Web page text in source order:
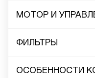
МОТОР И
ФИЛЬТРЫ
ОСОБЕННОСТИ